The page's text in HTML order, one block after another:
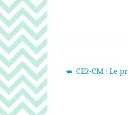
CE2-CM : Le